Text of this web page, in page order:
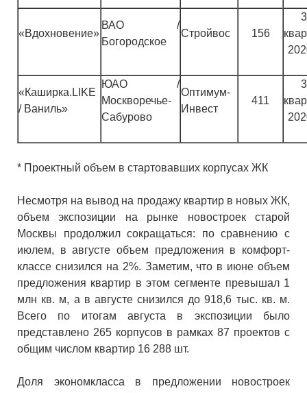
«Вдохновение»
ВАО /
Богородское
Стройвос 156
3
«Каширка.LIKE
/ Ваниль»
ЮАО /
Москворечье-
Сабурово
Оптимум-
Инвест
411
3
* Проектный объем в стартовавших корпусах ЖК
Несмотря на вывод на продажу квартир в новых ЖК,
объем экспозиции на рынке новостроек старой
Москвы продолжил сокращаться: по сравнению с
июлем, в августе объем предложения в комфорт-
классе снизился на 2%. Заметим, что в июне объем
предложения квартир в этом сегменте превышал 1
млн кв. м, а в августе снизился до 918,6 тыс. кв. м.
Всего по итогам августа в экспозиции было
представлено 265 корпусов в рамках 87 проектов с
общим числом квартир 16 288 шт.
Доля экономкласса в предложении новостроек